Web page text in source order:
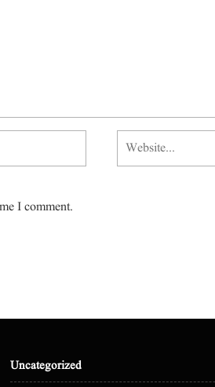
I comment.
Uncategorized